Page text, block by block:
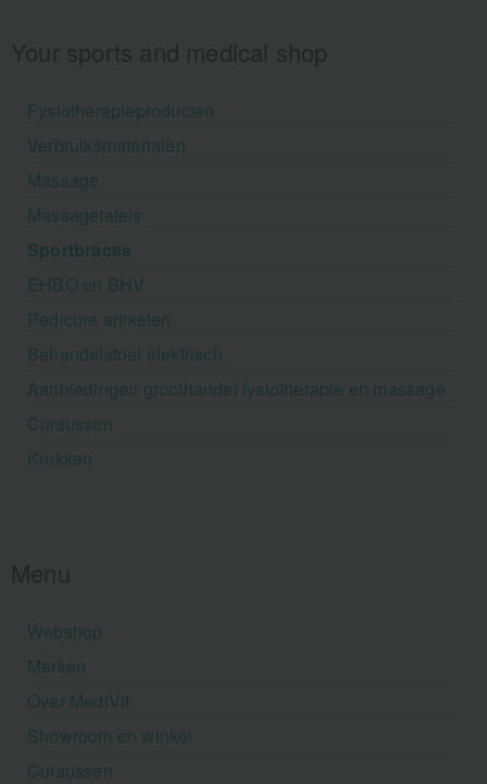
Fysiotherapieproducten
Verbruiksmaterialen
Massage
Massagetafels
Sportbraces
EHBO en BHV
Pedicure artikelen
Behandelstoel elektrisch
Aanbiedingen groothandel fysiotherapie en massage
Cursussen
Krukken
Webshop
Merken
Over MediVit
Showroom en winkel
Cursussen